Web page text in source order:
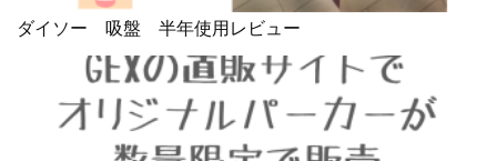
ダイソー 吸盤 半年使用レビュー